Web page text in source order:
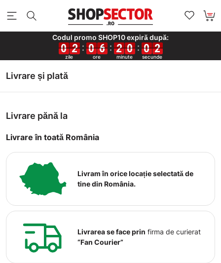
Codul promo SHOP10 expiră după:
0
0
0
0 2
2
2
2 0
0
0
0 6
6
6
6 2
2
2
2 0
0
0
0 0
0
0
0 2
2
2
2
Livrare și plată
Livrare pănă la
Livrare în toată România
Livram în orice locație selectată de
tine din România.
Livrarea se face prin firma de curierat
“Fan Courier”